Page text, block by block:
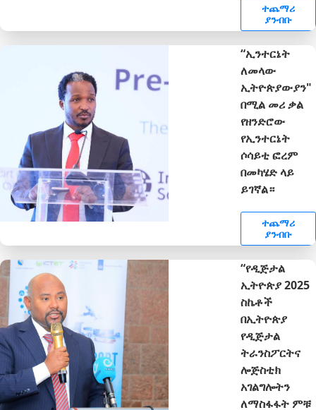
ተጨማሪ
ያንብቡ
“ኢንተርኔት
ለመላው
ኢትዮጵያውያን"
በሚል መሪ ቃል
የዘንድሮው
የኢንተርኔት
ሶሳይቲ ፎረም
በመካሄድ ላይ
ይገኛል።
ተጨማሪ
ያንብቡ
“የዲጅታል
ኢትዮጵያ 2025
ስኬቶች
በኢትዮጵያ
የዲጅታል
ትራንስፖርትና
ሎጅስቲክ
አገልግሎትን
ለማስፋፋት ምቹ